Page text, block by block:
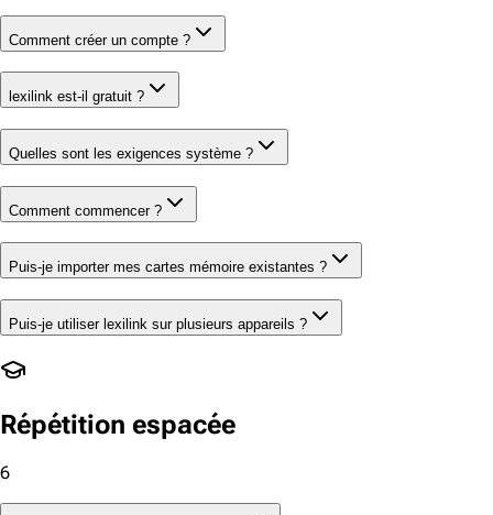
Comment créer un compte ?
lexilink est-il gratuit ?
Quelles sont les exigences système ?
Comment commencer ?
Puis-je importer mes cartes mémoire existantes ?
Puis-je utiliser lexilink sur plusieurs appareils ?
Répétition espacée
6